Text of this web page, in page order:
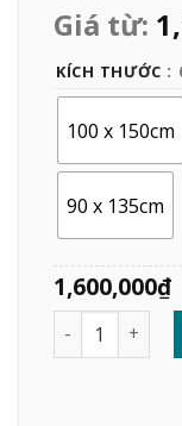
Giá từ:
KÍCH THƯỚC :
100 x 150cm
90 x 135cm
1,600,000₫
Quantity